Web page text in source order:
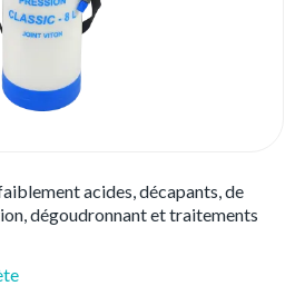
acides, décapants, de
dégoudronnant et traitements